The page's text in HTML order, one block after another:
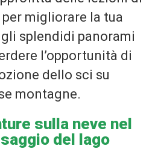
migliorare la tua
splendidi panorami
l’opportunità di
dello sci su
montagne.
sulla neve nel
del lago